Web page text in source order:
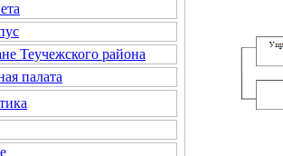
Теучежского района
палата